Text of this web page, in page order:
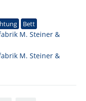
Bett
M. Steiner &
M. Steiner &